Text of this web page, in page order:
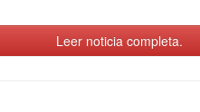
Leer noticia completa.